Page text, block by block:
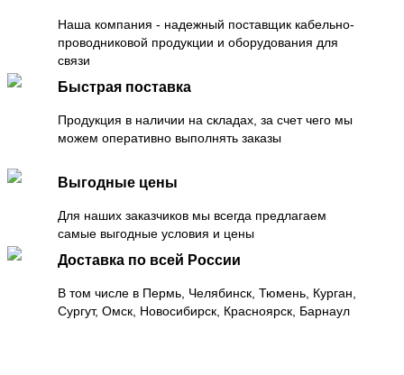
Наша компания - надежный поставщик кабельно-
проводниковой продукции и оборудования для
связи
Быстрая поставка
Продукция в наличии на складах, за счет чего мы
можем оперативно выполнять заказы
Выгодные цены
Для наших заказчиков мы всегда предлагаем
самые выгодные условия и цены
Доставка по всей России
В том числе в Пермь, Челябинск, Тюмень, Курган,
Сургут, Омск, Новосибирск, Красноярск, Барнаул